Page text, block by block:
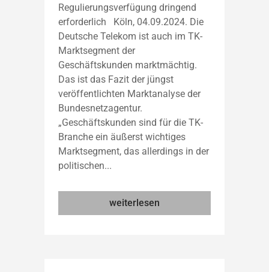
Regulierungsverfügung dringend
erforderlich Köln, 04.09.2024. Die
Deutsche Telekom ist auch im TK-
Marktsegment der
Geschäftskunden marktmächtig.
Das ist das Fazit der jüngst
veröffentlichten Marktanalyse der
Bundesnetzagentur.
„Geschäftskunden sind für die TK-
Branche ein äußerst wichtiges
Marktsegment, das allerdings in der
politischen...
weiterlesen